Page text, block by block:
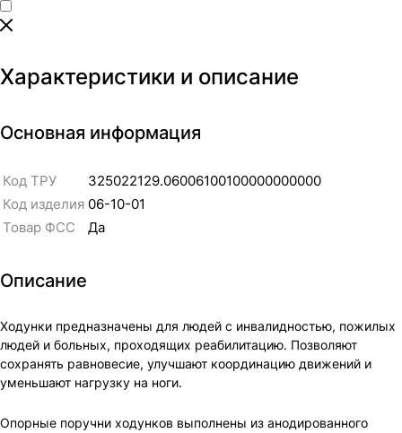
Характеристики и описание
Основная информация
Код ТРУ
325022129.06006100100000000000
Код изделия 06-10-01
Товар ФСС
Да
Описание
Ходунки предназначены для людей с инвалидностью, пожилых
людей и больных, проходящих реабилитацию. Позволяют
сохранять равновесие, улучшают координацию движений и
уменьшают нагрузку на ноги.
Опорные поручни ходунков выполнены из анодированного